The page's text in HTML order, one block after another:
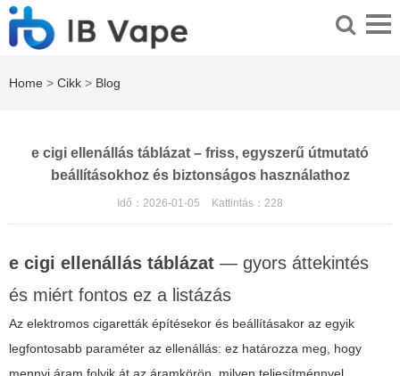
Home > Cikk > Blog
e cigi ellenállás táblázat – friss, egyszerű útmutató
beállításokhoz és biztonságos használathoz
Idő：2026-01-05 Kattintás： 228
e cigi ellenállás táblázat — gyors áttekintés
és miért fontos ez a listázás
Az elektromos cigaretták építésekor és beállításakor az egyik
legfontosabb paraméter az ellenállás: ez határozza meg, hogy